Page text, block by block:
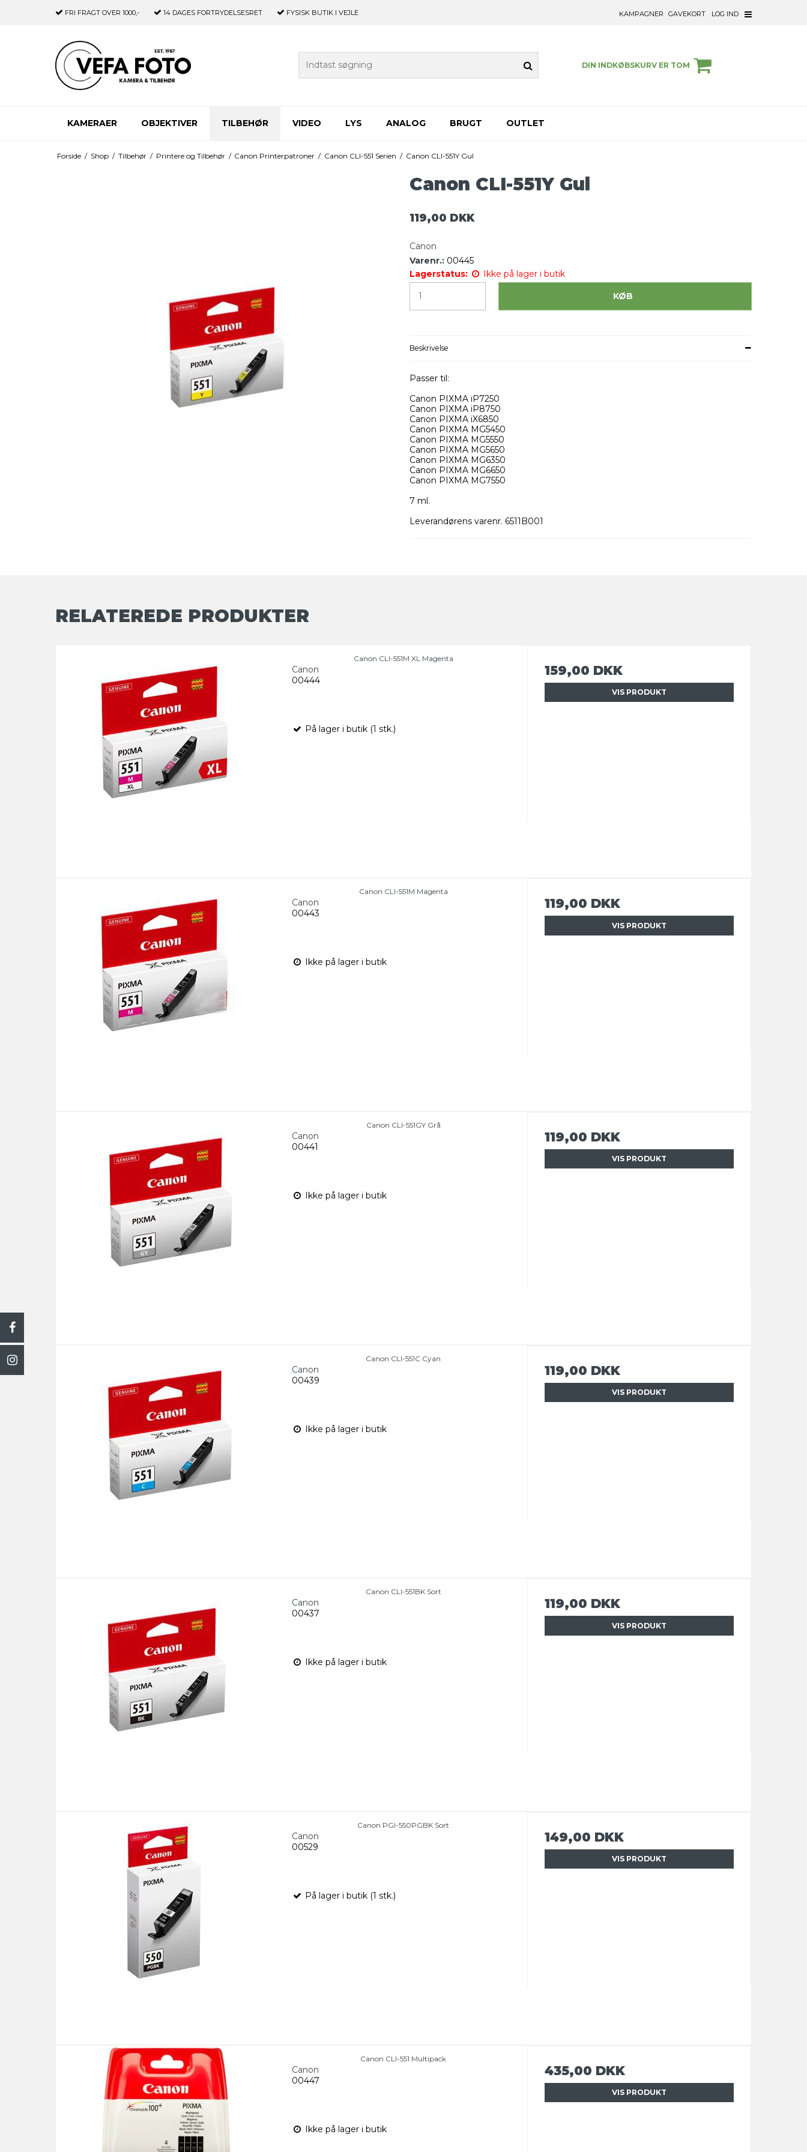
FRI FRAGT OVER 1000,- 14 DAGES FORTRYDELSESRET FYSISK BUTIK I VEJLE KAMPAGNER GAVEKORT LOG IND
DIN INDKØBSKURV ER TOM
KAMERAER OBJEKTIVER TILBEHØR VIDEO LYS ANALOG BRUGT OUTLET
Forside / Shop / Tilbehør / Printere og Tilbehør / Canon Printerpatroner / Canon CLI-551 Serien / Canon CLI-551Y Gul
Canon CLI-551Y Gul
119,00 DKK
Canon
Varenr.: 00445
Lagerstatus:
Ikke på lager i butik
KØB
Beskrivelse
Passer til:
Canon PIXMA iP7250
Canon PIXMA iP8750
Canon PIXMA iX6850
Canon PIXMA MG5450
Canon PIXMA MG5550
Canon PIXMA MG5650
Canon PIXMA MG6350
Canon PIXMA MG6650
Canon PIXMA MG7550
7 ml.
Leverandørens varenr. 6511B001
RELATEREDE PRODUKTER
Canon CLI-551M XL Magenta
Canon
00444
På lager i butik (1 stk.)
159,00 DKK
VIS PRODUKT
Canon CLI-551M Magenta
Canon
00443
Ikke på lager i butik
119,00 DKK
VIS PRODUKT
Canon CLI-551GY Grå
Canon
00441
Ikke på lager i butik
119,00 DKK
VIS PRODUKT
Canon CLI-551C Cyan
Canon
00439
Ikke på lager i butik
119,00 DKK
VIS PRODUKT
Canon CLI-551BK Sort
Canon
00437
Ikke på lager i butik
119,00 DKK
VIS PRODUKT
Canon PGI-550PGBK Sort
Canon
00529
På lager i butik (1 stk.)
149,00 DKK
VIS PRODUKT
Canon CLI-551 Multipack
Canon
00447
Ikke på lager i butik
435,00 DKK
VIS PRODUKT